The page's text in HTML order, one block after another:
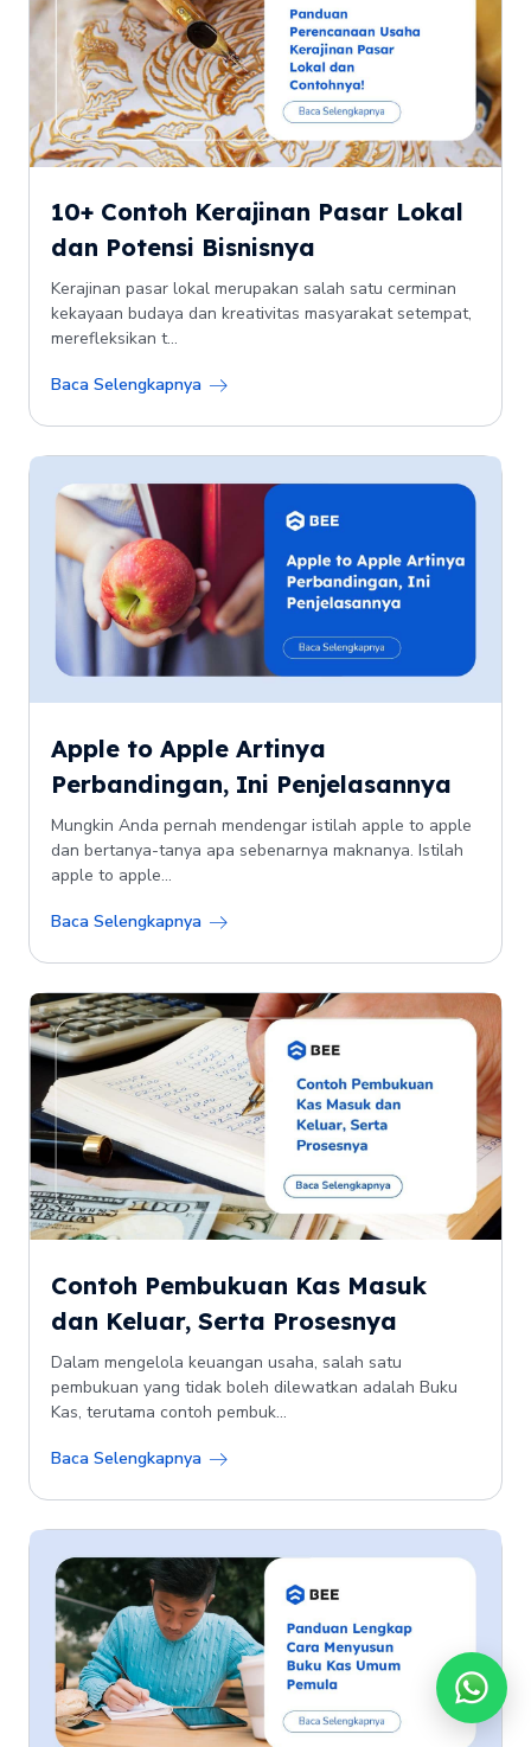
10+ Contoh Kerajinan Pasar Lokal
dan Potensi Bisnisnya
Kerajinan pasar lokal merupakan salah satu cerminan
kekayaan budaya dan kreativitas masyarakat setempat,
merefleksikan t...
Baca Selengkapnya
Apple to Apple Artinya
Perbandingan, Ini Penjelasannya
Mungkin Anda pernah mendengar istilah apple to apple
dan bertanya-tanya apa sebenarnya maknanya. Istilah
apple to apple...
Baca Selengkapnya
Contoh Pembukuan Kas Masuk
dan Keluar, Serta Prosesnya
Dalam mengelola keuangan usaha, salah satu
pembukuan yang tidak boleh dilewatkan adalah Buku
Kas, terutama contoh pembuk...
Baca Selengkapnya